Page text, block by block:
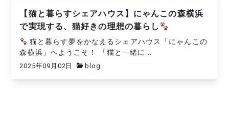
【猫と暮らすシェアハウス】にゃんこの森横浜
で実現する、猫好きの理想の暮らし
猫と暮らす夢をかなえるシェアハウス「にゃんこの
森横浜」へようこそ！ 「猫と一緒に...
2025年09月02日 blog